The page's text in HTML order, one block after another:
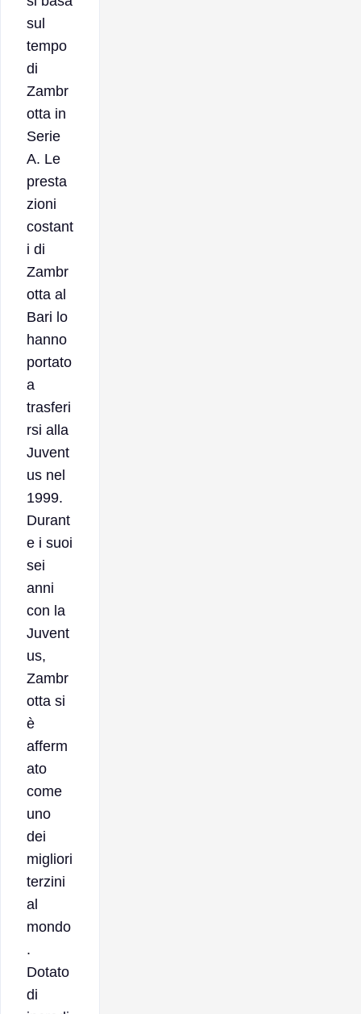
sul
tempo
di
Zambr
otta in
Serie
A. Le
presta
zioni
costant
i di
Zambr
otta al
Bari lo
hanno
portato
a
trasferi
rsi alla
Juvent
us nel
1999.
Durant
e i suoi
sei
anni
con la
Juvent
us,
Zambr
otta si
è
afferm
ato
come
uno
dei
migliori
terzini
al
mondo
.
Dotato
di